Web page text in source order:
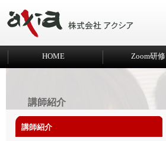
HOME Zoom研修
講師紹介
講師紹介